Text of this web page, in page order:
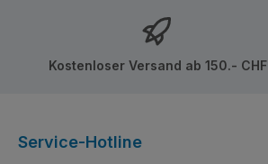
Kostenloser Versand ab 150.- CHF
Service-Hotline